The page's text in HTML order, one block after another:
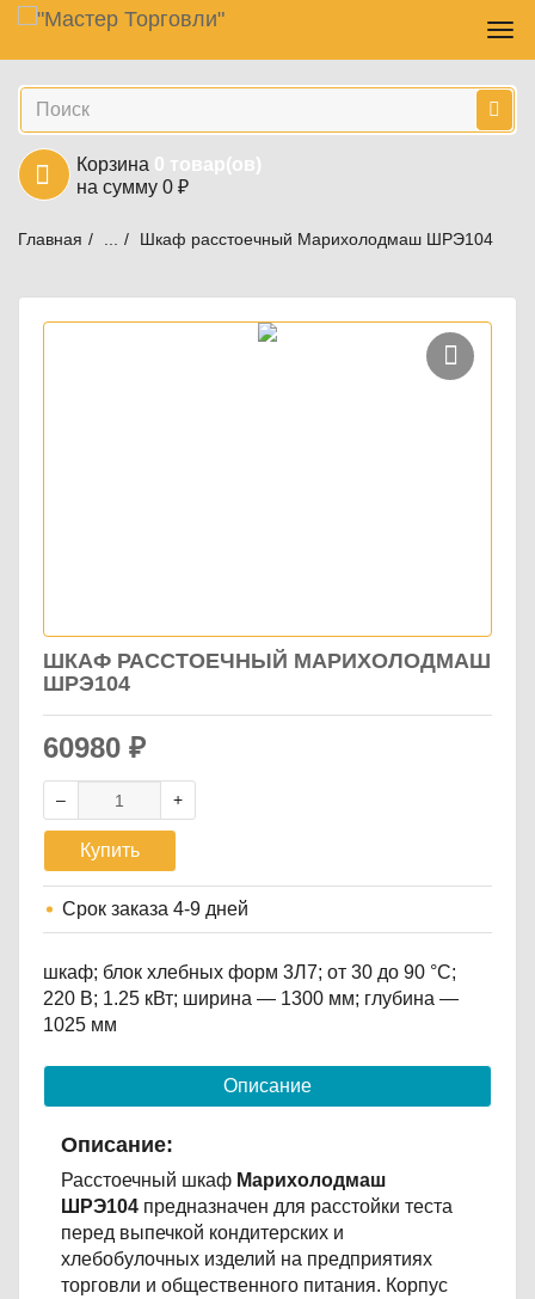
Skip
to
main
content
Навигация
Поиск
Корзина 0 товар(ов)
на сумму 0 ₽
Главная Тепловое оборудование
Шкафы расстоечные
Шкафы расстоечные МариХолодМаш
Шкаф расстоечный Марихолодмаш ШРЭ104
ШКАФ РАССТОЕЧНЫЙ МАРИХОЛОДМАШ
ШРЭ104
60980 ₽
Купить
Срок заказа 4-9 дней
шкаф; блок хлебных форм 3Л7; от 30 до 90 °С;
220 В; 1.25 кВт; ширина — 1300 мм; глубина —
1025 мм
Описание
Описание:
Расстоечный шкаф Марихолодмаш
ШРЭ104 предназначен для расстойки теста
перед выпечкой кондитерских и
хлебобулочных изделий на предприятиях
торговли и общественного питания. Корпус